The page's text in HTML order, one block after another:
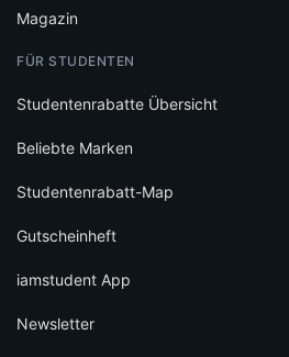
Magazin
FÜR STUDENTEN
Studentenrabatte Übersicht
Beliebte Marken
Studentenrabatt-Map
Gutscheinheft
iamstudent App
Newsletter